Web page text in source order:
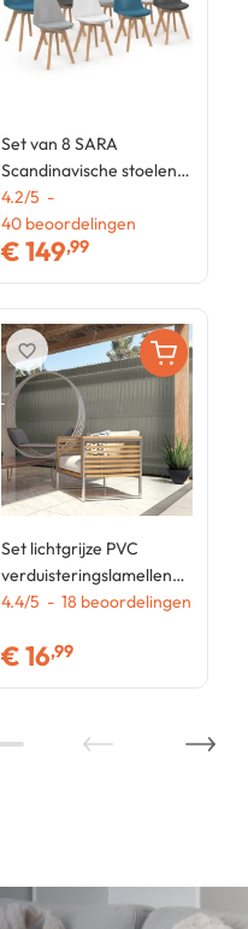
Set van 8 SARA
Scandinavische stoelen
mix kleur wit x2, lichtgrijs
x2, donkergrijs x2,
eendenblauw x2
4.2/5 -
40 beoordelingen
€149,99
Set lichtgrijze PVC
verduisteringslamellen
L.60 M voor
4.4/5 - 18 beoordelingen
€16,99
favorite_border